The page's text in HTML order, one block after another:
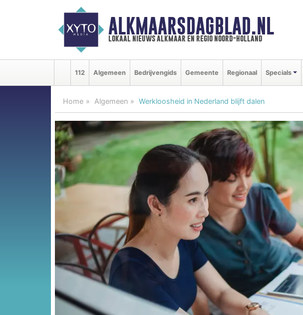
ALKMAARSDAGBLAD.NL
lokaal nieuws alkmaar en regio noord-holland
112 Algemeen Bedrijvengids Gemeente Regionaal Specials
Home Algemeen Werkloosheid in Nederland blijft dalen